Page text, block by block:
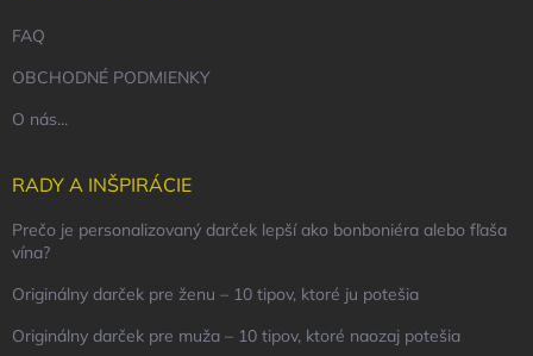
FAQ
OBCHODNÉ PODMIENKY
O nás...
RADY A INŠPIRÁCIE
Prečo je personalizovaný darček lepší ako bonboniéra alebo fľaša
vína?
Originálny darček pre ženu – 10 tipov, ktoré ju potešia
Originálny darček pre muža – 10 tipov, ktoré naozaj potešia